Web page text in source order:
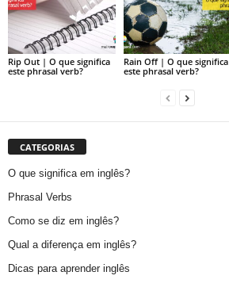
Rip Out | O que significa
este phrasal verb?
Rain Off | O que significa
este phrasal verb?
CATEGORIAS
O que significa em inglês?
Phrasal Verbs
Como se diz em inglês?
Qual a diferença em inglês?
Dicas para aprender inglês